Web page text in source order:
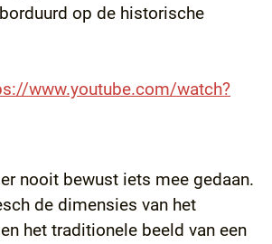
op de historische
www.youtube.com/watch?
nooit bewust iets mee gedaan.
de dimensies van het
het traditionele beeld van een